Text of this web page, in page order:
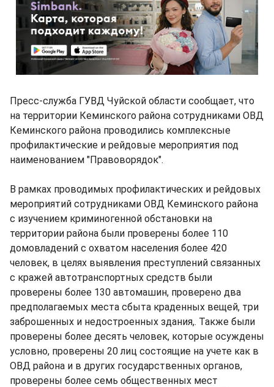
Пресс-служба ГУВД Чуйской области сообщает, что
на территории Кеминского района сотрудниками ОВД
Кеминского района проводились комплексные
профилактические и рейдовые мероприятия под
наименованием "Правоворядок".
В рамках проводимых профилактических и рейдовых
мероприятий сотрудниками ОВД Кеминского района
с изучением криминогенной обстановки на
территории района были проверены более 110
домовладений с охватом населения более 420
человек, в целях выявления преступлений связанных
с кражей автотранспортных средств были
проверены более 130 автомашин, проверено два
предполагаемых места сбыта краденных вещей, три
заброшенных и недостроенных здания,. Также были
проверены более десять человек, которые осуждены
условно, проверены 20 лиц состоящие на учете как в
ОВД района и в других государственных органов,
проверены более семь общественных мест